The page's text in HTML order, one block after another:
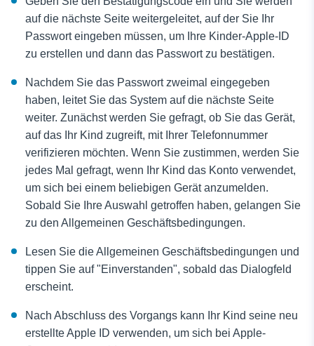
auf die nächste Seite weitergeleitet, auf der Sie Ihr
Passwort eingeben müssen, um Ihre Kinder-Apple-ID
zu erstellen und dann das Passwort zu bestätigen.
Nachdem Sie das Passwort zweimal eingegeben
haben, leitet Sie das System auf die nächste Seite
weiter. Zunächst werden Sie gefragt, ob Sie das Gerät,
auf das Ihr Kind zugreift, mit Ihrer Telefonnummer
verifizieren möchten. Wenn Sie zustimmen, werden Sie
jedes Mal gefragt, wenn Ihr Kind das Konto verwendet,
um sich bei einem beliebigen Gerät anzumelden.
Sobald Sie Ihre Auswahl getroffen haben, gelangen Sie
zu den Allgemeinen Geschäftsbedingungen.
Lesen Sie die Allgemeinen Geschäftsbedingungen und
tippen Sie auf "Einverstanden", sobald das Dialogfeld
erscheint.
Nach Abschluss des Vorgangs kann Ihr Kind seine neu
erstellte Apple ID verwenden, um sich bei Apple-